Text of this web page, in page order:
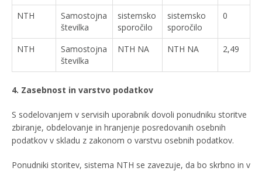
NTH
Samostojna
številka
sistemsko
sporočilo
sistemsko
sporočilo
0
NTH
Samostojna
številka
NTH NA NTH NA 2,49
4. Zasebnost in varstvo podatkov
S sodelovanjem v servisih uporabnik dovoli ponudniku storitve
zbiranje, obdelovanje in hranjenje posredovanih osebnih
podatkov v skladu z zakonom o varstvu osebnih podatkov.
Ponudniki storitev, sistema NTH se zavezuje, da bo skrbno in v